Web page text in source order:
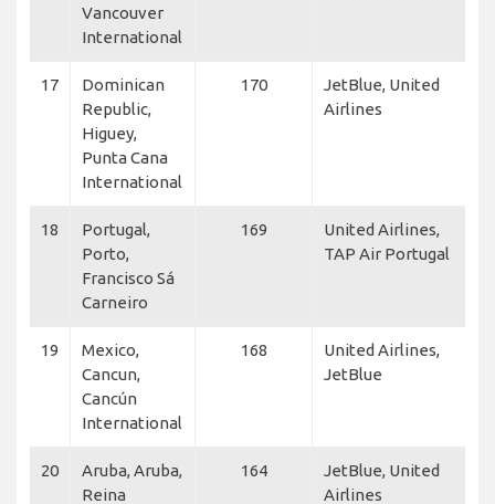
Vancouver
International
17
Dominican
Republic,
Higuey,
Punta Cana
International
170
JetBlue, United
Airlines
18
Portugal,
Porto,
Francisco Sá
Carneiro
169
United Airlines,
TAP Air Portugal
19
Mexico,
Cancun,
Cancún
International
168
United Airlines,
JetBlue
20
Aruba, Aruba,
Reina
164
JetBlue, United
Airlines